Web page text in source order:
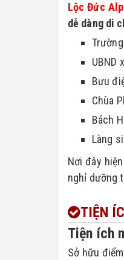
Lộc Đức
dễ dàng di
UBND
Bưu
Chùa
Bách
Làng
Nơi đây
nghỉ dưỡng
TIỆN
Tiện ích
Sở hữu